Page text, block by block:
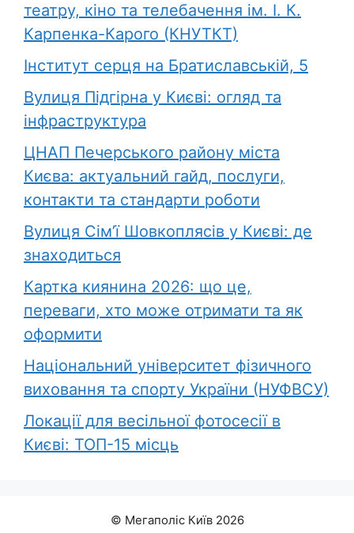
театру, кіно та телебачення ім. І. К.
Карпенка-Карого (КНУТКТ)
Інститут серця на Братиславській, 5
Вулиця Підгірна у Києві: огляд та
інфраструктура
ЦНАП Печерського району міста
Києва: актуальний гайд, послуги,
контакти та стандарти роботи
Вулиця Сім’ї Шовкоплясів у Києві: де
знаходиться
Картка киянина 2026: що це,
переваги, хто може отримати та як
оформити
Національний університет фізичного
виховання та спорту України (НУФВСУ)
Локації для весільної фотосесії в
Києві: ТОП-15 місць
© Мегаполіс Київ 2026